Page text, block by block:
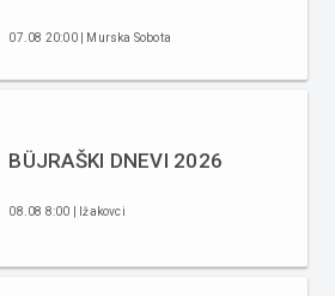
07.08 20:00 | Murska Sobota
BÜJRAŠKI DNEVI 2026
08.08 8:00 | Ižakovci